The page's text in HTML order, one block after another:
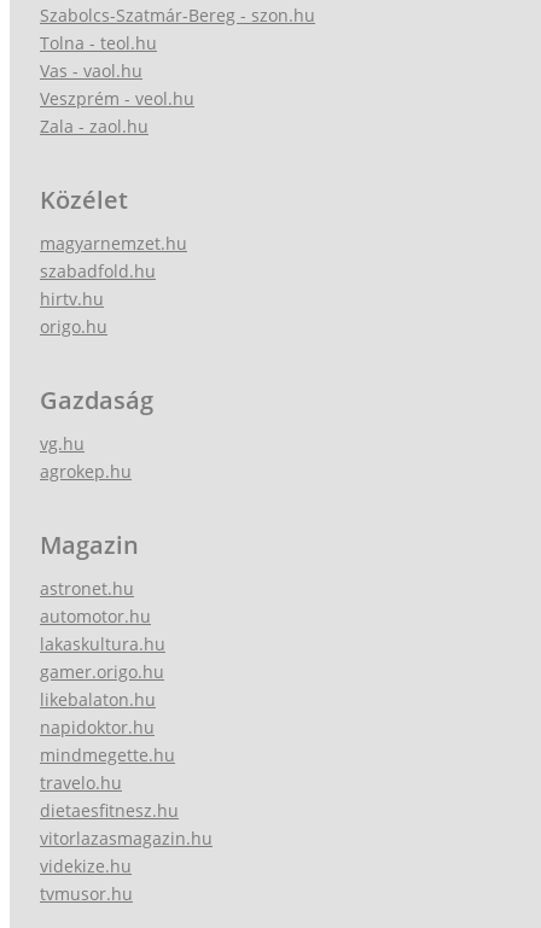
Szabolcs-Szatmár-Bereg - szon.hu
Tolna - teol.hu
Vas - vaol.hu
Veszprém - veol.hu
Zala - zaol.hu
Közélet
magyarnemzet.hu
szabadfold.hu
hirtv.hu
origo.hu
Gazdaság
vg.hu
agrokep.hu
Magazin
astronet.hu
automotor.hu
lakaskultura.hu
gamer.origo.hu
likebalaton.hu
napidoktor.hu
mindmegette.hu
travelo.hu
dietaesfitnesz.hu
vitorlazasmagazin.hu
videkize.hu
tvmusor.hu